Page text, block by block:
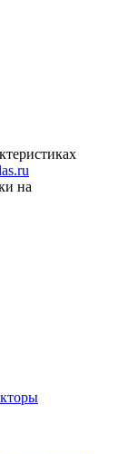
на